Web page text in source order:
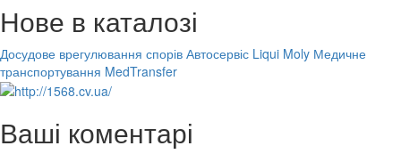
Нове в каталозі
Досудове врегулювання спорів Автосервіс Liqui Moly Медичне
транспортування MedTransfer
Ваші коментарі